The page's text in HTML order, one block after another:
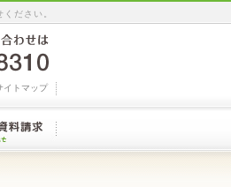
ださい。
イトマップ